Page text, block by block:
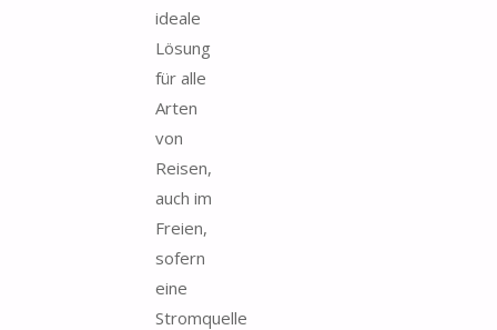
ideale
Lösung
für alle
Arten
von
Reisen,
auch im
Freien,
sofern
eine
Stromquelle